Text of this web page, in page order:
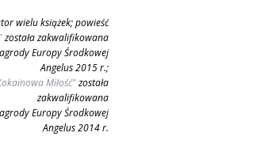
wielu książek; powieść
została zakwalifikowana
Europy Środkowej
Angelus 2015 r.;
Miłość"została
zakwalifikowana
Europy Środkowej
Angelus 2014 r.